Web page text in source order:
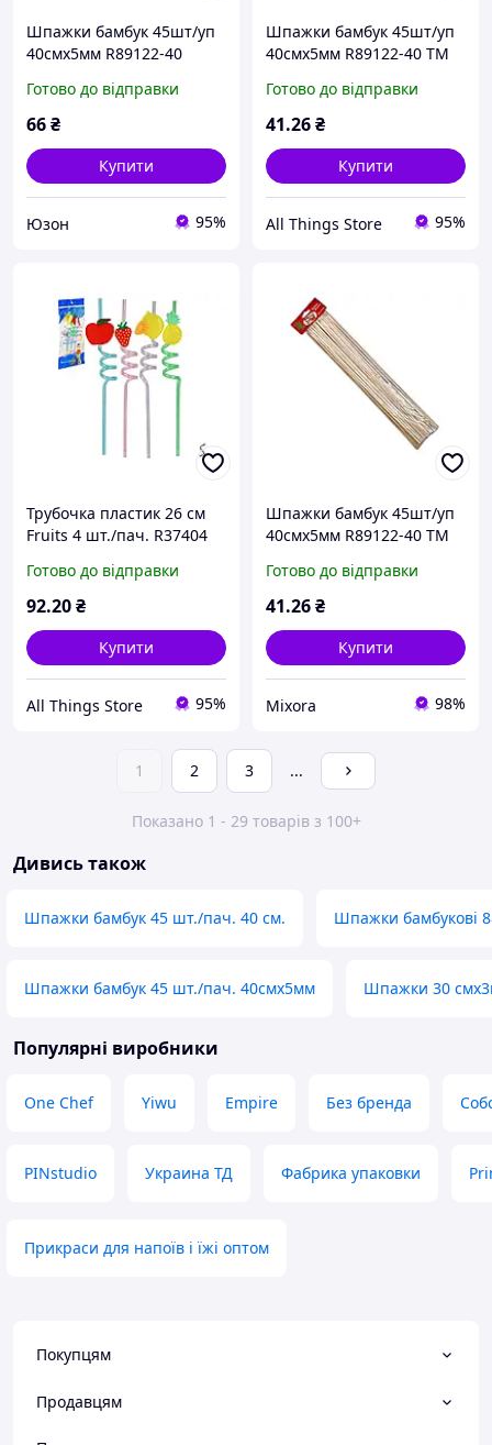
Шпажки бамбук 45шт/уп
40смх5мм R89122-40
Готово до відправки
66₴
Купити
Юзон 95%
Шпажки бамбук 45шт/уп
40смх5мм R89122-40 ТМ
Готово до відправки
41.26₴
Купити
All Things Store 95%
Трубочка пластик 26 см
Fruits 4 шт./пач. R37404
Готово до відправки
92.20₴
Купити
All Things Store 95%
Шпажки бамбук 45шт/уп
40смх5мм R89122-40 ТМ
Готово до відправки
41.26₴
Купити
Mixora 98%
1 2 3 ...
Показано 1 - 29 товарів з 100+
Дивись також
Шпажки бамбук 45 шт./пач. 40 см. Шпажки бамбукові
Шпажки бамбук 45 шт./пач. 40смх5мм Шпажки 30
Популярні виробники
One Chef Yiwu Empire Без бренда
PINstudio Украина ТД Фабрика упаковки
Прикраси для напоїв і їжі оптом
Покупцям
Продавцям